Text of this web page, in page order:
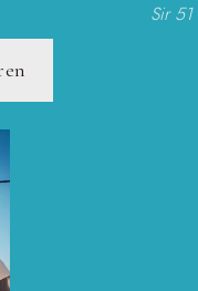
Sir 51